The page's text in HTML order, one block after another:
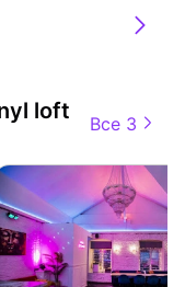
loft
Все 3